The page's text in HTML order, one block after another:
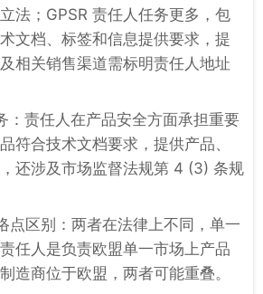
法；GPSR 责任人任务更多，包
文档、标签和信息提供要求，提
相关销售渠道需标明责任人地址
：责任人在产品安全方面承担重要
符合技术文档要求，提供产品、
还涉及市场监督法规第 4 (3) 条规
点区别：两者在法律上不同，单一
任人是负责欧盟单一市场上产品
造商位于欧盟，两者可能重叠。